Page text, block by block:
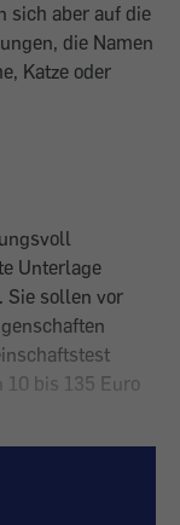
sich aber auf die
die Namen
Katze oder
Unterlage
Sie sollen vor
10 bis 135 Euro